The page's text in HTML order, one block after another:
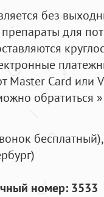
без
для
Master Card или
обратиться
бесплатный),
номер: 3533